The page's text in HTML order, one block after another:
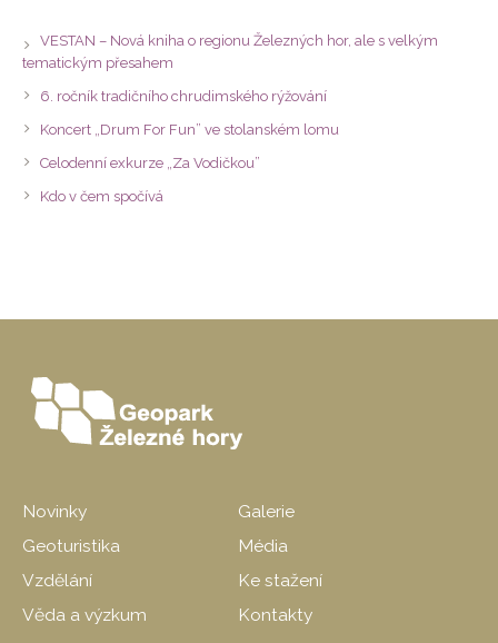
VESTAN – Nová kniha o regionu Železných hor, ale s velkým
tematickým přesahem
6. ročník tradičního chrudimského rýžování
Koncert „Drum For Fun” ve stolanském lomu
Celodenní exkurze „Za Vodičkou”
Kdo v čem spočívá
Novinky
Geoturistika
Vzdělání
Věda a výzkum
Galerie
Média
Ke stažení
Kontakty